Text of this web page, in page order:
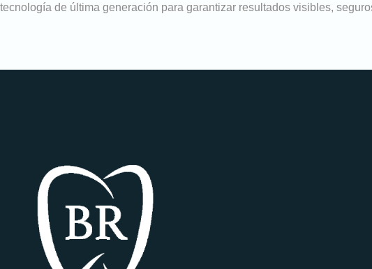
tecnología de última generación para garantizar resultados visibles,